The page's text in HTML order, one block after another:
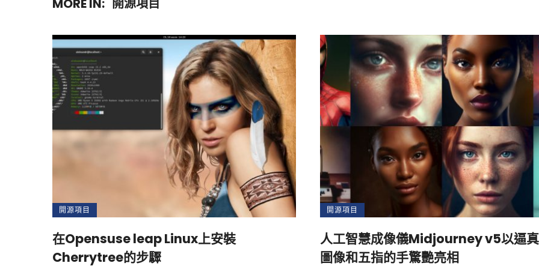
MORE IN: 開源項目
開源項目
在Opensuse leap Linux上安裝
Cherrytree的步驟
開源項目
人工智慧成像儀Midjourney v5以逼
圖像和五指的手驚艷亮相